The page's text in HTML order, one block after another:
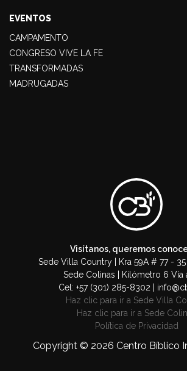
EVENTOS
CAMPAMENTO
CONGRESO VIVE LA FE
TRANSFORMADAS
MADRUGADAS
Visítanos, queremos
Sede Villa Country | Kra 59A # 77 -
Sede Colinas | Kilómetro 6 Vía
Cel: +57 (301) 285-8302 |
Haz clic para ir a Sede Villa
Haz clic para ir a Sede
Política de Privacidad
Copyright © 2026 Centro Bíblico